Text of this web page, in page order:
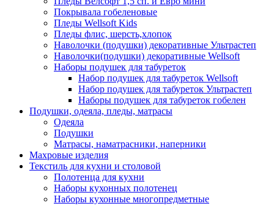
Покрывала гобеленовые
Пледы Wellsoft Kids
Пледы флис, шерсть,хлопок
Наволочки (подушки) декоративные Ультрастеп
Наволочки(подушки) декоративные Wellsoft
Наборы подушек для табуреток
Набор подушек для табуреток Wellsoft
Набор подушек для табуреток Ультрастеп
Наборы подушек для табуреток гобелен
Подушки, одеяла, пледы, матрасы
Одеяла
Подушки
Матрасы, наматрасники, наперники
Махровые изделия
Текстиль для кухни и столовой
Полотенца для кухни
Наборы кухонных полотенец
Наборы кухонные многопредметные